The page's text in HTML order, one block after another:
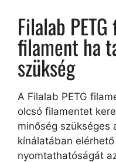
Filalab
filament ha
szükség
A Filalab PETG
olcsó filamentet
minőség szükséges
kínálatában
nyomtathatóságát